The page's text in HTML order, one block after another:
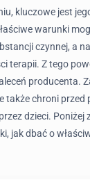
kluczowe jest
warunki
czynnej, a
terapii. Z tego
producenta.
także chroni przed
dzieci. Poniżej
jak dbać o